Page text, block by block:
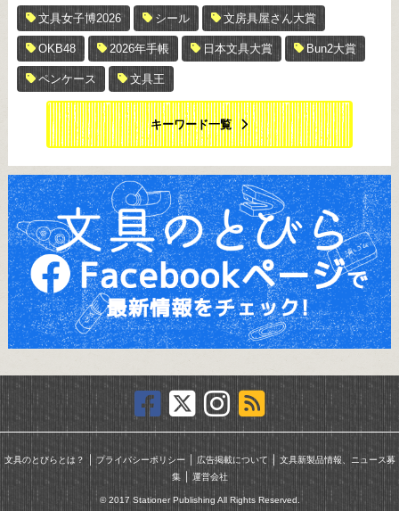
文具女子博2026 シール 文房具屋さん大賞
OKB48 2026年手帳 日本文具大賞 Bun2大賞
ペンケース 文具王
キーワード一覧
文具のとびらとは？ ｜ プライバシーポリシー｜ 広告掲載について ｜ 文具新製品情報、ニュース募
集｜ 運営会社
© 2017 Stationer Publishing All Rights Reserved.